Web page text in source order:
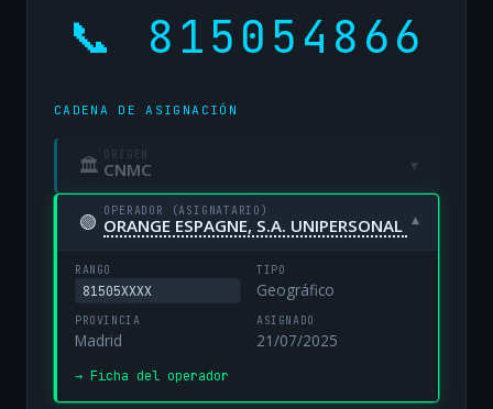
📞 815054866
CADENA DE ASIGNACIÓN
🏛 ORIGEN
CNMC ▾
🟢 OPERADOR (ASIGNATARIO)
ORANGE ESPAGNE, S.A. UNIPERSONAL ▾
RANGO
81505XXXX
TIPO
Geográfico
PROVINCIA
Madrid
ASIGNADO
21/07/2025
→ Ficha del operador